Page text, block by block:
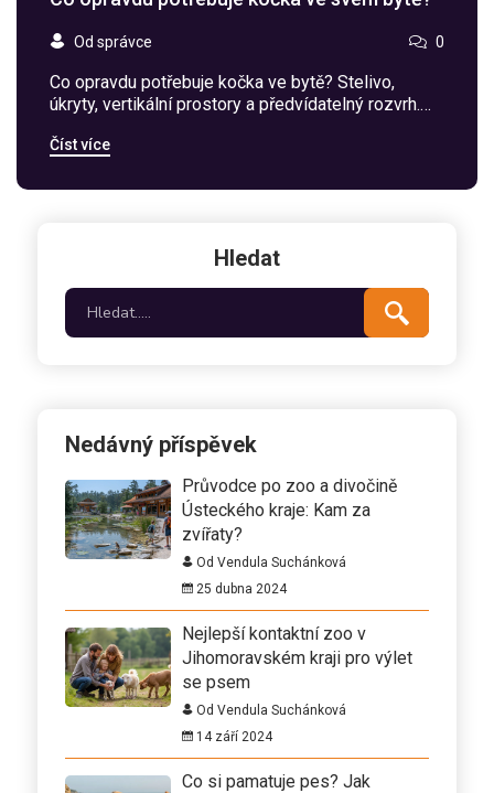
Od správce 0
Co opravdu potřebuje kočka ve bytě? Stelivo,
úkryty, vertikální prostory a předvídatelný rozvrh.
bezpečný a domácí?
Číst více
Hledat
Nedávný příspěvek
Průvodce po zoo a divočině
Ústeckého kraje: Kam za
zvířaty?
Od Vendula Suchánková
25 dubna 2024
Nejlepší kontaktní zoo v
Jihomoravském kraji pro výlet
se psem
Od Vendula Suchánková
14 září 2024
Co si pamatuje pes? Jak